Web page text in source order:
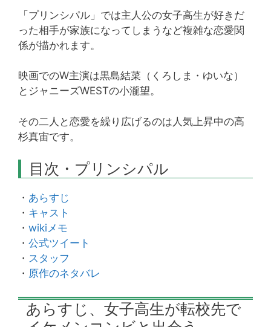
「プリンシパル」では主人公の女子高生が好きだ
った相手が家族になってしまうなど複雑な恋愛関
係が描かれます。
映画でのW主演は黒島結菜（くろしま・ゆいな）
とジャニーズWESTの小瀧望。
その二人と恋愛を繰り広げるのは人気上昇中の高
杉真宙です。
目次・プリンシパル
・ あらすじ
・ キャスト
・ wikiメモ
・ 公式ツイート
・ スタッフ
・ 原作のネタバレ
あらすじ、女子高生が転校先で